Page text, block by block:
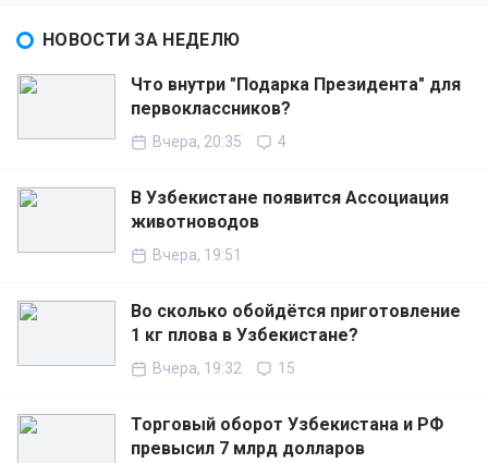
НОВОСТИ ЗА НЕДЕЛЮ
Что внутри "Подарка Президента" для
первоклассников?
Вчера, 20:35 4
В Узбекистане появится Ассоциация
животноводов
Вчера, 19:51
Во сколько обойдётся приготовление
1 кг плова в Узбекистане?
Вчера, 19:32 15
Торговый оборот Узбекистана и РФ
превысил 7 млрд долларов